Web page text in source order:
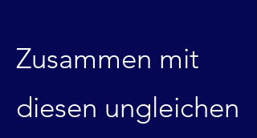
Zusammen mit
diesen ungleichen